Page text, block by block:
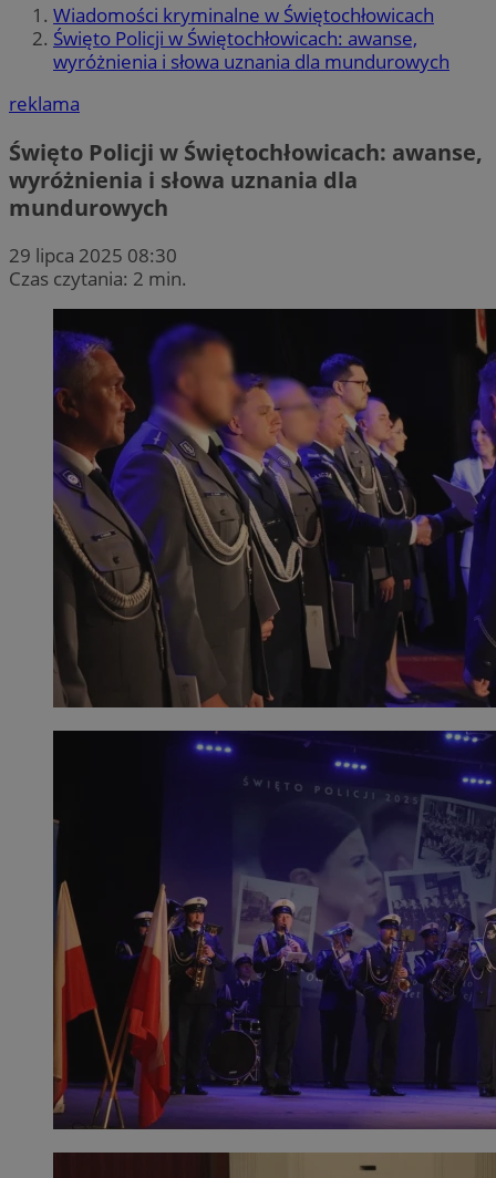
Wiadomości kryminalne w Świętochłowicach
Święto Policji w Świętochłowicach: awanse,
wyróżnienia i słowa uznania dla mundurowych
reklama
Święto Policji w Świętochłowicach: awanse,
wyróżnienia i słowa uznania dla
mundurowych
29 lipca 2025 08:30
Czas czytania: 2 min.